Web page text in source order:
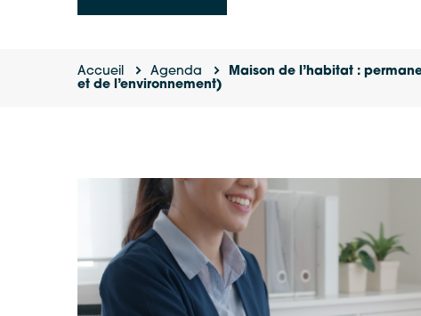
Accueil Agenda
Maison de l’habitat :
et de l’environnement)